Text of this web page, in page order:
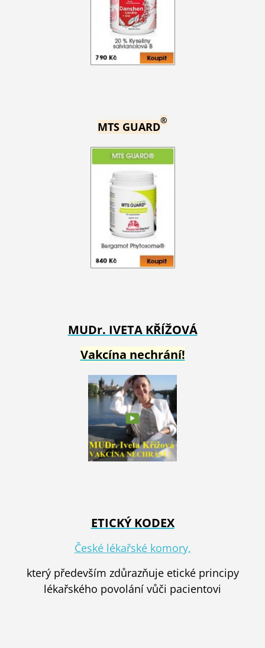
MTS GUARD®
MUDr. IVETA KŘÍŽOVÁ
Vakcína nechrání!
ETICKÝ KODEX
České lékařské komory,
který především zdůrazňuje etické principy
lékařského povolání vůči pacientovi